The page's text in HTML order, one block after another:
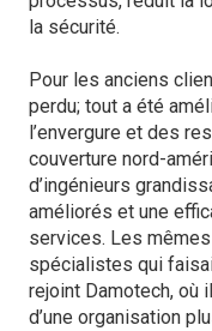
la sécurité.
Pour les anciens
perdu; tout a été
l’envergure et des
couverture nord-
d’ingénieurs
améliorés et une
services. Les
spécialistes qui
rejoint Damotech, où
d’une organisation